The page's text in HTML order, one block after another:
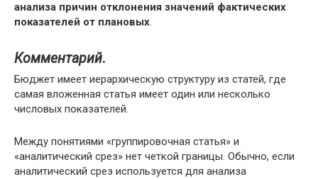
анализа причин отклонения значений фактических
показателей от плановых.
Комментарий.
Бюджет имеет иерархическую структуру из статей, где
самая вложенная статья имеет один или несколько
числовых показателей.
Между понятиями «группировочная статья» и
«аналитический срез» нет четкой границы. Обычно, если
аналитический срез используется для анализа